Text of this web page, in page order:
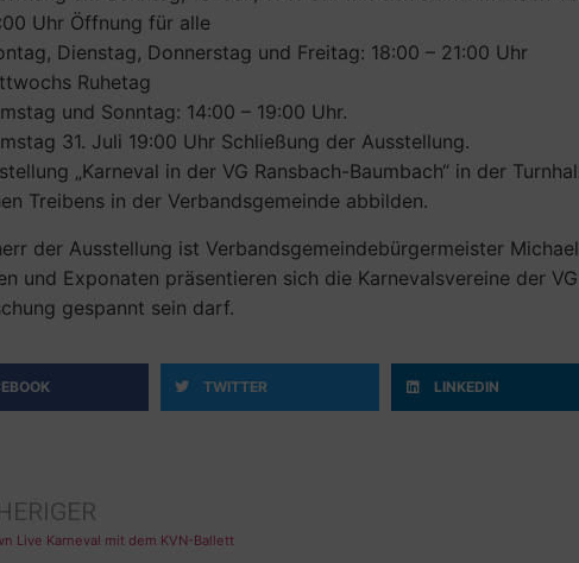
Uhr Öffnung für alle
Dienstag, Donnerstag und Freitag: 18:00 – 21:00 Uhr
Ruhetag
und Sonntag: 14:00 – 19:00 Uhr.
31. Juli 19:00 Uhr Schließung der Ausstellung.
„Karneval in der VG Ransbach-Baumbach“ in der
Treibens in der Verbandsgemeinde abbilden.
der Ausstellung ist Verbandsgemeindebürgermeister
und Exponaten präsentieren sich die Karnevalsvereine der
gespannt sein darf.
TWITTER LINKEDIN
Live Karneval mit dem KVN-Ballett